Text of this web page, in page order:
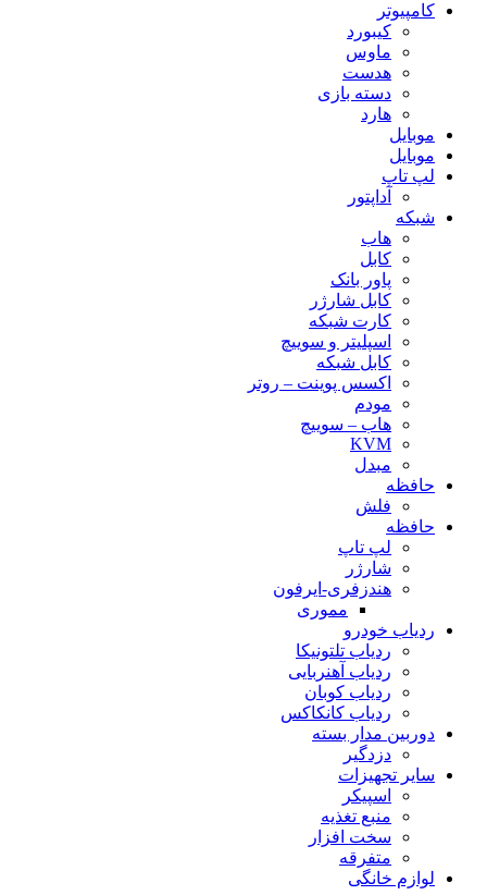
کامپیوتر
کیبورد
ماوس
هدست
دسته بازی
هارد
موبایل
موبایل
لپ تاپ
آداپتور
شبکه
هاب
کابل
پاور بانک
کابل شارژر
کارت شبکه
اسپلیتر و سوییچ
کابل شبکه
اکسس پوینت – روتر
مودم
هاب – سوییچ
KVM
مبدل
حافظه
فلش
حافظه
لپ تاپ
شارژر
هندزفری-ایرفون
مموری
ردیاب خودرو
ردیاب تلتونیکا
ردیاب آهنربایی
ردیاب کوبان
ردیاب کانکاکس
دوربین مدار بسته
دزدگیر
سایر تجهیزات
اسپیکر
منبع تغذیه
سخت افزار
متفرقه
لوازم خانگی